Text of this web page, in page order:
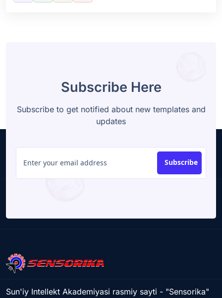
Subscribe Here
Subscribe to get notified about new templates and
updates
Subscribe
Sun'iy Intellekt Akademiyasi rasmiy sayti - "Sensorika"